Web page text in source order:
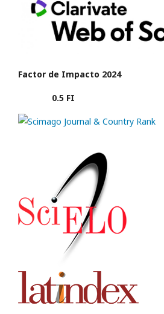
Factor de Impacto 2024
0.5 FI